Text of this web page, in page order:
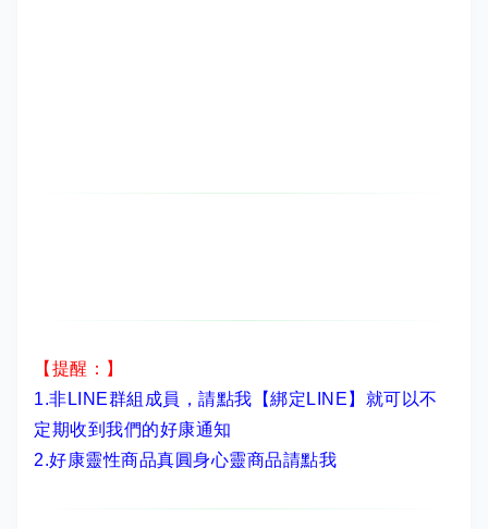
【提醒：】
1.非LINE群組成員， 請點我【綁定LINE】 就可以不
定期收到我們的好康通知
2.好康靈性商品真圓身心靈商品請點我